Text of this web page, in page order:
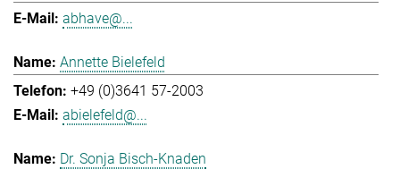
abhave@...
Annette Bielefeld
+49 (0)3641 57-2003
abielefeld@...
Dr. Sonja Bisch-Knaden